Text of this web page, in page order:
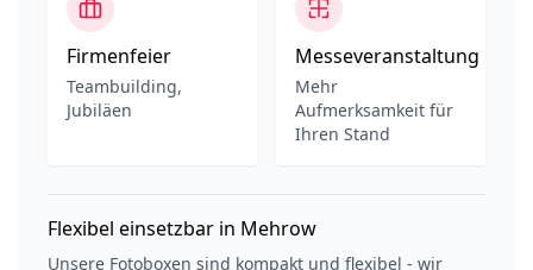
Firmenfeier
Teambuilding,
Jubiläen
Messeveranstaltung
Mehr
Aufmerksamkeit für
Ihren Stand
Flexibel einsetzbar in Mehrow
Unsere Fotoboxen sind kompakt und flexibel - wir